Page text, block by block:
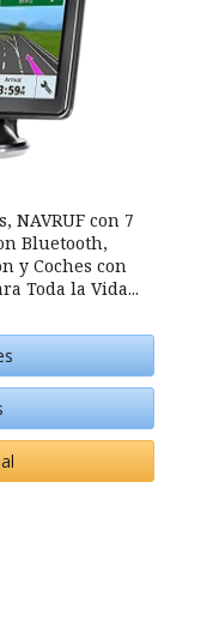
NAVRUF con 7
Bluetooth,
y Coches con
Toda la Vida...